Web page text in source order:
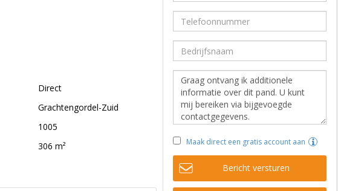
Direct
Grachtengordel-Zuid
1005
306 m² Maak direct een gratis account aan
Bericht versturen